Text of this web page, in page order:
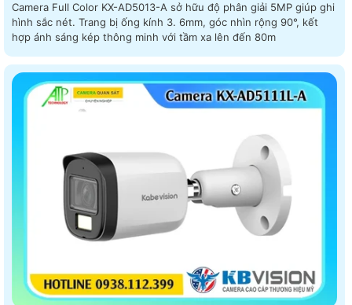
Camera Full Color KX-AD5013-A sở hữu độ phân giải 5MP giúp ghi
hình sắc nét. Trang bị ống kính 3. 6mm, góc nhìn rộng 90°, kết
hợp ánh sáng kép thông minh với tầm xa lên đến 80m